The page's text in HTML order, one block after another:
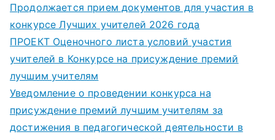
Продолжается прием документов для участия в
конкурсе Лучших учителей 2026 года
ПРОЕКТ Оценочного листа условий участия
учителей в Конкурсе на присуждение премий
лучшим учителям
Уведомление о проведении конкурса на
присуждение премий лучшим учителям за
достижения в педагогической деятельности в